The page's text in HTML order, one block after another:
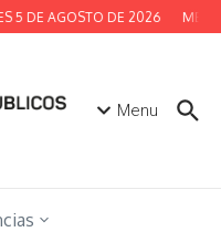
5 DE AGOSTO DE 2026
Menu